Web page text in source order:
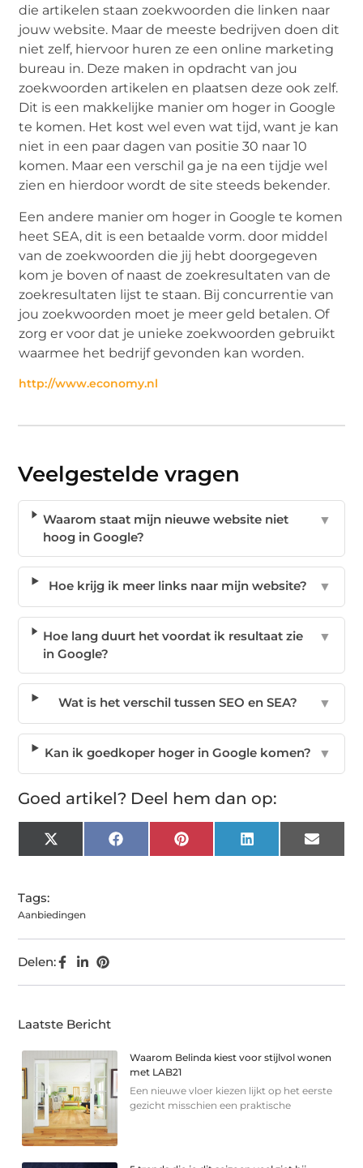
die artikelen staan zoekwoorden die linken naar
jouw website. Maar de meeste bedrijven doen dit
niet zelf, hiervoor huren ze een online marketing
bureau in. Deze maken in opdracht van jou
zoekwoorden artikelen en plaatsen deze ook zelf.
Dit is een makkelijke manier om hoger in Google
te komen. Het kost wel even wat tijd, want je kan
niet in een paar dagen van positie 30 naar 10
komen. Maar een verschil ga je na een tijdje wel
zien en hierdoor wordt de site steeds bekender.
Een andere manier om hoger in Google te komen
heet SEA, dit is een betaalde vorm. door middel
van de zoekwoorden die jij hebt doorgegeven
kom je boven of naast de zoekresultaten van de
zoekresultaten lijst te staan. Bij concurrentie van
jou zoekwoorden moet je meer geld betalen. Of
zorg er voor dat je unieke zoekwoorden gebruikt
waarmee het bedrijf gevonden kan worden.
http://www.economy.nl
Veelgestelde vragen
Waarom staat mijn nieuwe website niet
hoog in Google?
▼
Hoe krijg ik meer links naar mijn website? ▼
Hoe lang duurt het voordat ik resultaat zie
in Google?
▼
Wat is het verschil tussen SEO en SEA? ▼
Kan ik goedkoper hoger in Google komen? ▼
Goed artikel? Deel hem dan op:
X
(Twitter)
FacebookPinterest LinkedIn Email
Tags:
Aanbiedingen
Delen:
Laatste Bericht
Waarom Belinda kiest voor stijlvol wonen
met LAB21
Een nieuwe vloer kiezen lijkt op het eerste
gezicht misschien een praktische